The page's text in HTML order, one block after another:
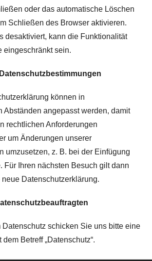
oder das automatische Löschen
Schließen des Browser aktivieren.
desaktiviert, kann die Funktionalität
eingeschränkt sein.
können in
Abständen angepasst werden, damit
rechtlichen Anforderungen
um Änderungen unserer
umzusetzen, z. B. bei der Einfügung
Für Ihren nächsten Besuch gilt dann
Datenschutzerklärung.
Datenschutz schicken Sie uns bitte eine
Betreff „Datenschutz“.